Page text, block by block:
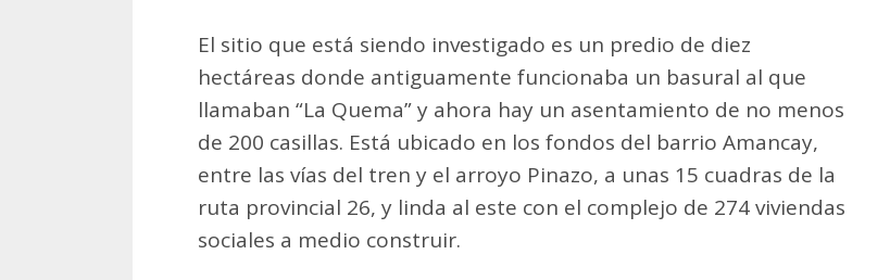
El sitio que está siendo investigado es un predio de diez
hectáreas donde antiguamente funcionaba un basural al que
llamaban “La Quema” y ahora hay un asentamiento de no menos
de 200 casillas. Está ubicado en los fondos del barrio Amancay,
entre las vías del tren y el arroyo Pinazo, a unas 15 cuadras de la
ruta provincial 26, y linda al este con el complejo de 274 viviendas
sociales a medio construir.